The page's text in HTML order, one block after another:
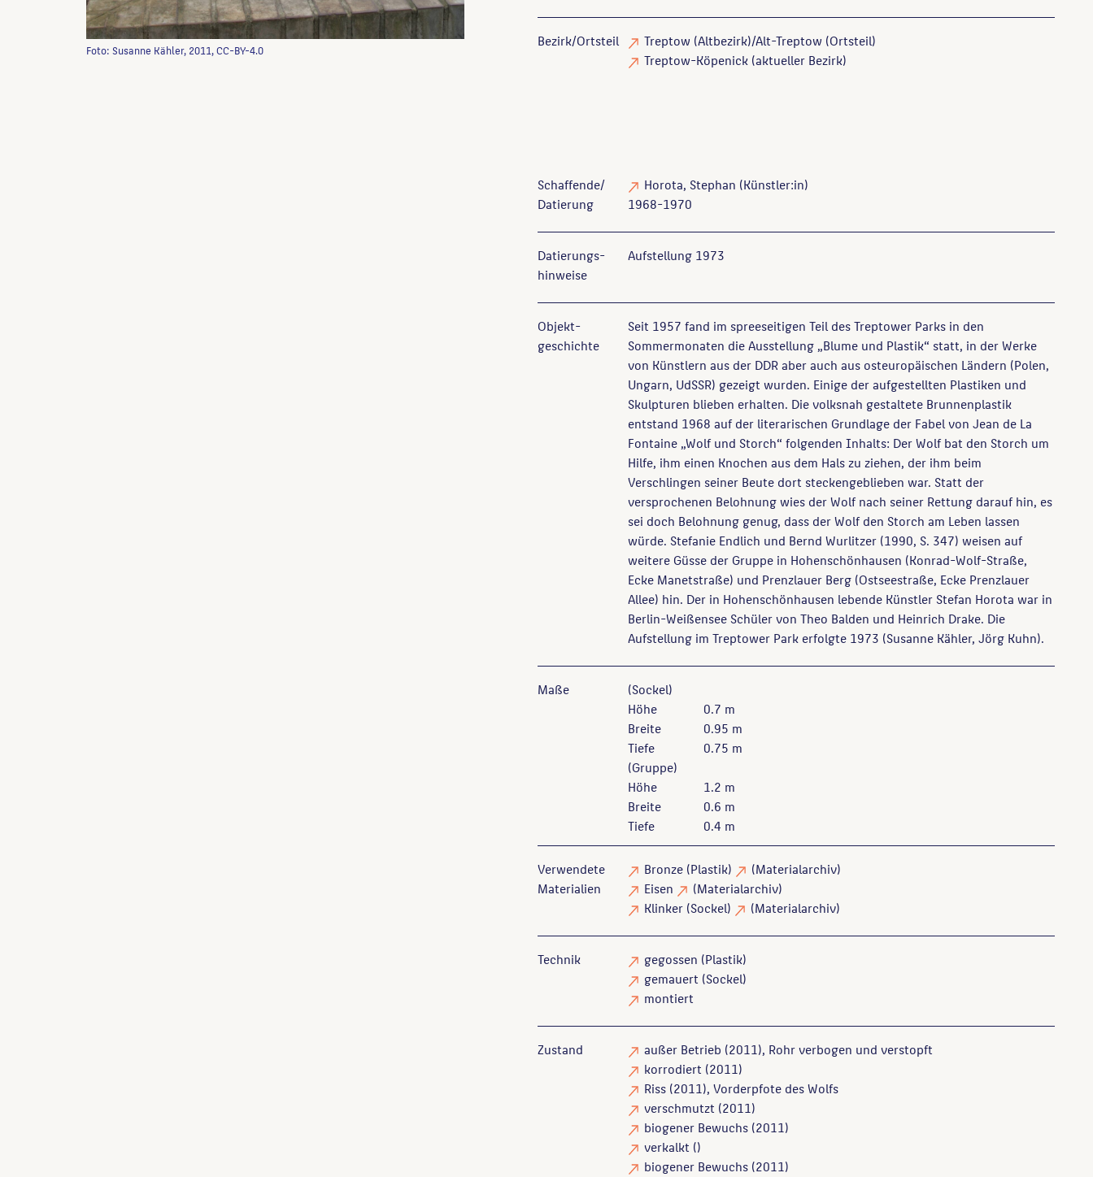
Foto: Susanne Kähler, 2011, CC-BY-4.0 Bezirk/Ortsteil
Treptow (Altbezirk)/Alt-Treptow (Ortsteil)
Treptow-Köpenick (aktueller Bezirk)
Schaffende/
Datierung
Horota, Stephan (Künstler:in)
1968-1970
Datierungs­
hinweise
Aufstellung 1973
Objekt­
geschichte
Seit 1957 fand im spreeseitigen Teil des Treptower Parks in den
Sommermonaten die Ausstellung „Blume und Plastik“ statt, in der Werke
von Künstlern aus der DDR aber auch aus osteuropäischen Ländern (Polen,
Ungarn, UdSSR) gezeigt wurden. Einige der aufgestellten Plastiken und
Skulpturen blieben erhalten. Die volksnah gestaltete Brunnenplastik
entstand 1968 auf der literarischen Grundlage der Fabel von Jean de La
Fontaine „Wolf und Storch“ folgenden Inhalts: Der Wolf bat den Storch um
Hilfe, ihm einen Knochen aus dem Hals zu ziehen, der ihm beim
Verschlingen seiner Beute dort steckengeblieben war. Statt der
versprochenen Belohnung wies der Wolf nach seiner Rettung darauf hin, es
sei doch Belohnung genug, dass der Wolf den Storch am Leben lassen
würde. Stefanie Endlich und Bernd Wurlitzer (1990, S. 347) weisen auf
weitere Güsse der Gruppe in Hohenschönhausen (Konrad-Wolf-Straße,
Ecke Manetstraße) und Prenzlauer Berg (Ostseestraße, Ecke Prenzlauer
Allee) hin. Der in Hohenschönhausen lebende Künstler Stefan Horota war in
Berlin-Weißensee Schüler von Theo Balden und Heinrich Drake. Die
Aufstellung im Treptower Park erfolgte 1973 (Susanne Kähler, Jörg Kuhn).
Maße
(Sockel)
Höhe
Breite
Tiefe
(Gruppe)
Höhe
Breite
Tiefe
0.7 m
0.95 m
0.75 m
1.2 m
0.6 m
0.4 m
Verwendete
Materialien
Bronze (Plastik)
(Materialarchiv)
Eisen
(Materialarchiv)
Klinker (Sockel) (Materialarchiv)
Technik gegossen (Plastik)
gemauert (Sockel)
montiert
Zustand außer Betrieb (2011), Rohr verbogen und verstopft
korrodiert (2011)
Riss (2011), Vorderpfote des Wolfs
verschmutzt (2011)
biogener Bewuchs (2011)
verkalkt ()
biogener Bewuchs (2011)